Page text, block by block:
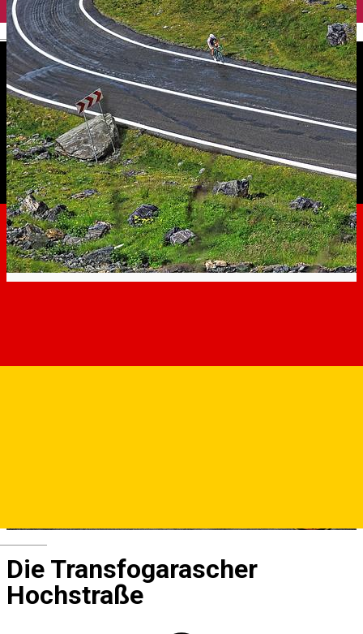
English
Die Transfogarascher
Hochstraße